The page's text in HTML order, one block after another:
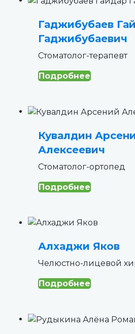
Гаджибубаев
Гаджибубаевич
Cтоматолог-терапевт
Подробнее
Кувалдин
Алексеевич
Стоматолог-ортопед
Подробнее
Алхаджи Яков
Челюстно-лицевой
Подробнее